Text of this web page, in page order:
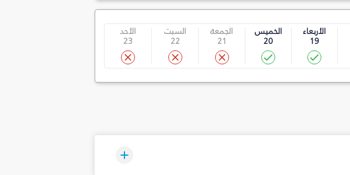
الأربعاء
19
الخميس
20
الجمعة
21
السبت
22
الأحد
23